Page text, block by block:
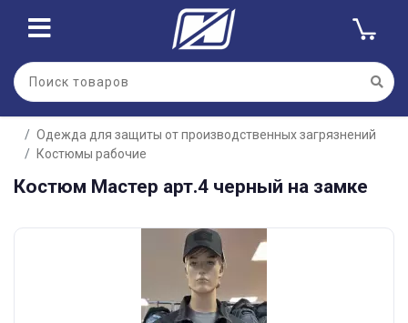
Одежда для защиты от производственных загрязнений
Костюмы рабочие
Костюм Мастер арт.4 черный на замке